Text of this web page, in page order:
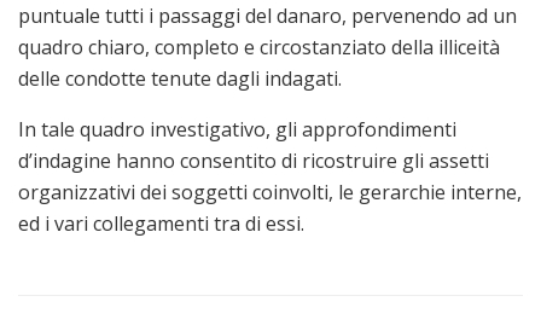
puntuale tutti i passaggi del danaro, pervenendo ad un
quadro chiaro, completo e circostanziato della illiceità
delle condotte tenute dagli indagati.
In tale quadro investigativo, gli approfondimenti
d’indagine hanno consentito di ricostruire gli assetti
organizzativi dei soggetti coinvolti, le gerarchie interne,
ed i vari collegamenti tra di essi.